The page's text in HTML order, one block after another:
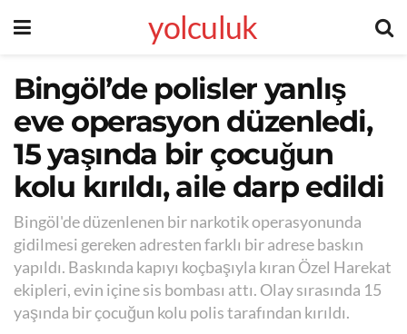
yolculuk
Bingöl’de polisler yanlış
eve operasyon düzenledi,
15 yaşında bir çocuğun
kolu kırıldı, aile darp edildi
Bingöl'de düzenlenen bir narkotik operasyonunda
gidilmesi gereken adresten farklı bir adrese baskın
yapıldı. Baskında kapıyı koçbaşıyla kıran Özel Harekat
ekipleri, evin içine sis bombası attı. Olay sırasında 15
yaşında bir çocuğun kolu polis tarafından kırıldı.